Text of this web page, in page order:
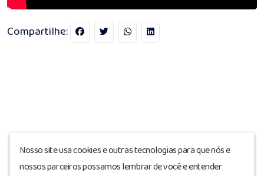
Compartilhe:
Nosso site usa cookies e outras tecnologias para que nós e
nossos parceiros possamos lembrar de você e entender